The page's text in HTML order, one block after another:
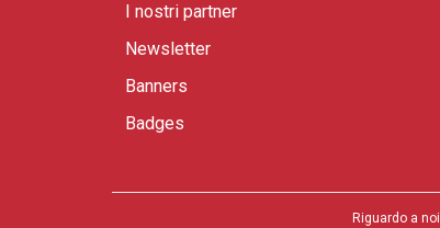
I nostri partner
Newsletter
Banners
Badges
Riguardo a noi